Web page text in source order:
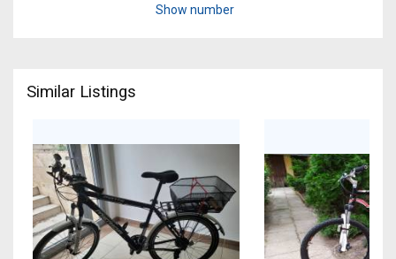
Show number
Similar Listings